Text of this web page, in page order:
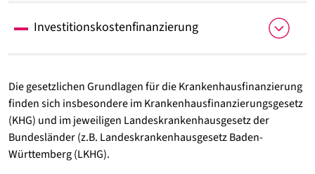
Betriebskosten sind alle laufenden Kosten, die im
Verpflegung, Reinigung, Wartung und Verwaltung.
Wie und durch wen erfolgt die Finanzierung?
Die gesetzlichen und privaten Krankenkassen
finanzieren die Betriebskosten. Abgerechnet wird in
somatischen Krankenhäusern nach dem Prinzip der
Investitionskostenfinanzierung
Investitionskosten umfassen Ausgaben für
größere Anschaffungen, etwa für den Neu- oder
Umbau von Krankenhäusern, für Erweiterungen,
Modernisierungsmaßnahmen, und für die
Beschaffung langlebiger medizinischer Geräte
und klinischer Infrastruktur.
Die gesetzlichen Grundlagen für die Krankenhausfinanzierung
finden sich insbesondere im Krankenhausfinanzierungsgesetz
(KHG) und im jeweiligen Landeskrankenhausgesetz der
Bundesländer (z.B. Landeskrankenhausgesetz Baden-
Württemberg (LKHG).